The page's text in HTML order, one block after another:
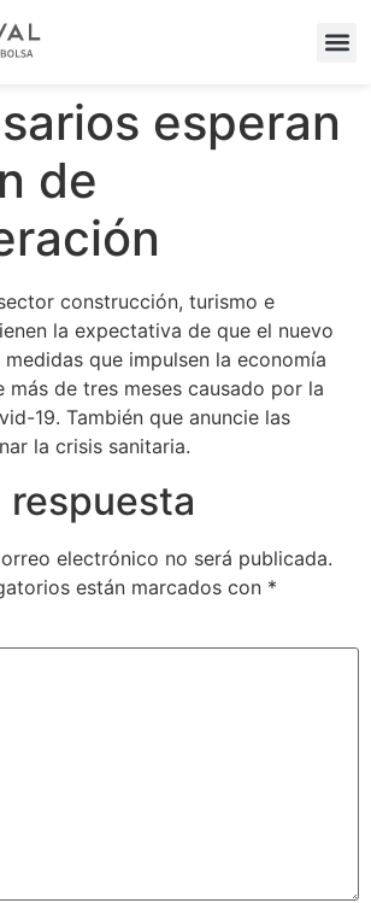
esperan
de
construcción, turismo e
la expectativa de que el nuevo
que impulsen la economía
más de tres meses causado por la
19. También que anuncie las
la crisis sanitaria.
respuesta
electrónico no será publicada.
están marcados con *